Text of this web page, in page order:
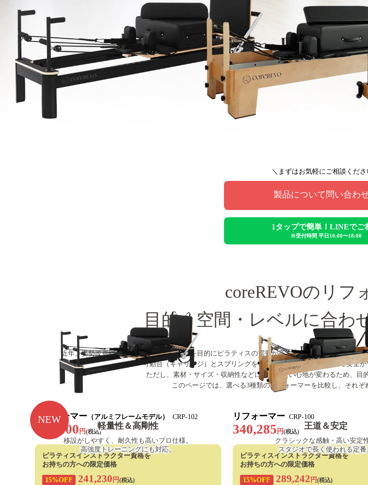
＼まずはお気軽にご相談くださ
製品について問い合わ
1タップで簡単！LINEでご
※受付時間 平日10:00〜18:00
coreREVOのリフ
目的・空間・レベルに合わ
近年、姿勢改善や体幹強化、ボディメイクを目的にピラティスの需要が高まり、とくにリフォーマ
可動台（キャリッジ）とスプリングを使い、初心者から上級者まで安全
ただし、素材・サイズ・収納性などによって使い心地が変わるため、目
このページでは、選べる3種類のリフォーマーを比較し、それぞ
軽量性＆高剛性
移設がしやすく、耐久性も高いプロ仕様。
高強度トレーニングにも対応。
NEW
リフォーマー （アルミフレームモデル） CRP-102
283,800 円(税込)
ピラティスインストラクター資格を
お持ちの方への限定価格
15%OFF 241,230 円(税込)
王道＆安定
クラシックな感触・高い安定性
スタジオで長く使われる定番
リフォーマー CRP-100
340,285 円(税込)
ピラティスインストラクター資格を
お持ちの方への限定価格
15%OFF 289,242 円(税込)